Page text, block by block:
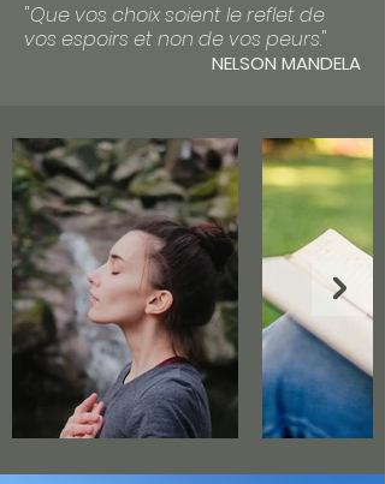
"Que vos choix soient le reflet de
vos espoirs et non de vos peurs."
NELSON MANDELA